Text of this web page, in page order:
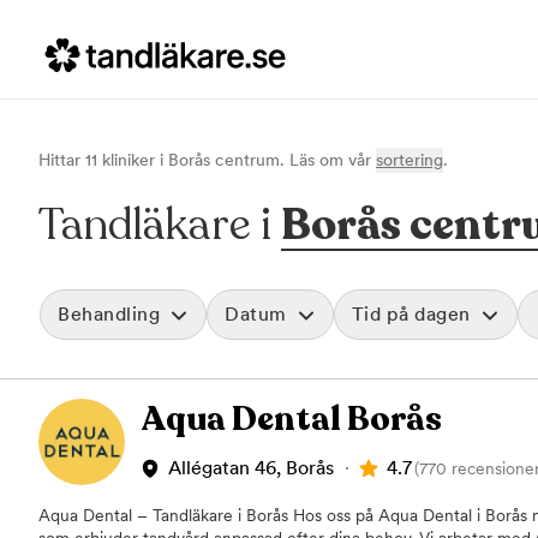
Hittar 11 kliniker i Borås centrum. Läs om vår sortering.
Tandläkare i Borås
Behandling
Vid värk, olyckor och akuta besvär
Basundersökning
Grundlig kontroll av tänder och tandkött
Professionell rengöring och puts
Datum
Rensa
Tid på dagen
Före klockan
Klockan 09:00 -
Klockan 12:00 -
Aqua Dental Borås
Allégatan 46, Borås 4.7(770
Aqua Dental – Tandläkare i Borås Hos oss på Aqua Dental i